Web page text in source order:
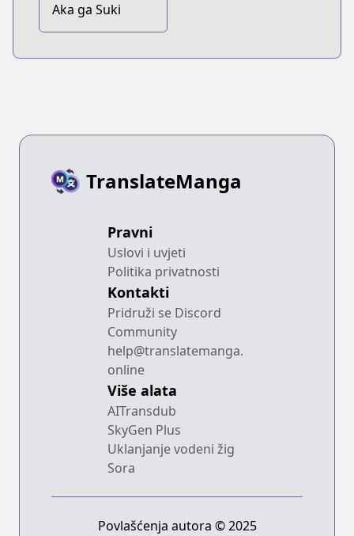
Aka ga Suki
TranslateManga
Pravni
Uslovi i uvjeti
Politika privatnosti
Kontakti
Pridruži se Discord
Community
help@translatemanga.
online
Više alata
AITransdub
SkyGen Plus
Uklanjanje vodeni žig
Sora
Povlašćenja autora © 2025